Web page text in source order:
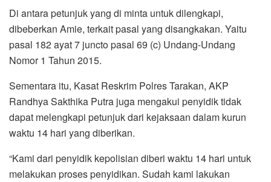
Di antara petunjuk yang di minta untuk dilengkapi,
dibeberkan Amie, terkait pasal yang disangkakan. Yaitu
pasal 182 ayat 7 juncto pasal 69 (c) Undang-Undang
Nomor 1 Tahun 2015.
Sementara itu, Kasat Reskrim Polres Tarakan, AKP
Randhya Sakthika Putra juga mengakui penyidik tidak
dapat melengkapi petunjuk dari kejaksaan dalam kurun
waktu 14 hari yang diberikan.
“Kami dari penyidik kepolisian diberi waktu 14 hari untuk
melakukan proses penyidikan. Sudah kami lakukan